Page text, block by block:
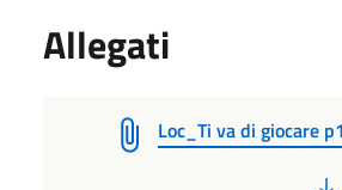
Allegati
Loc_Ti va di giocare p1